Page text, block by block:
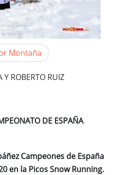
Montaña
Y ROBERTO RUIZ
DE ESPAÑA
Campeones de España
en la Picos Snow Running.